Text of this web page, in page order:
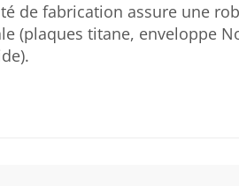
de fabrication assure une
(plaques titane, enveloppe